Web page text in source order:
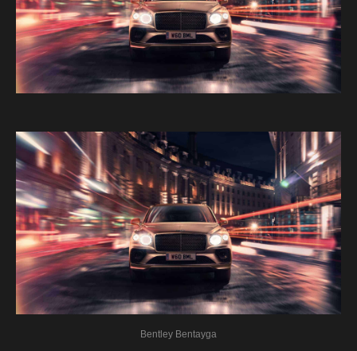
Bentley Bentayga